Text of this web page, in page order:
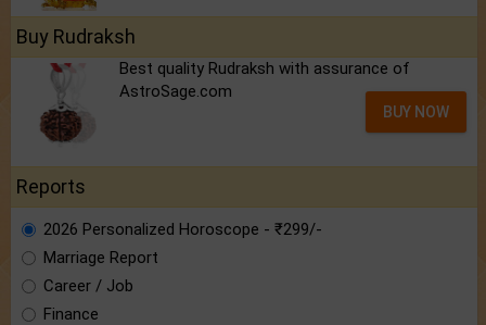
Buy Rudraksh
Best quality Rudraksh with assurance of
AstroSage.com
BUY NOW
Reports
2026 Personalized Horoscope - ₹299/-
Marriage Report
Career / Job
Finance